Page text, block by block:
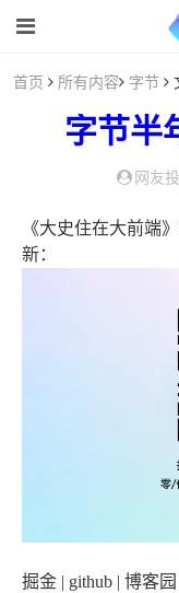
首页 所有内容 字节
字节半
网友
《大史住在大前端
新：
掘金 | github | 博客